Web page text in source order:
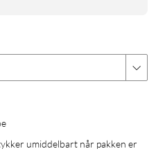
umiddelbart når pakken er